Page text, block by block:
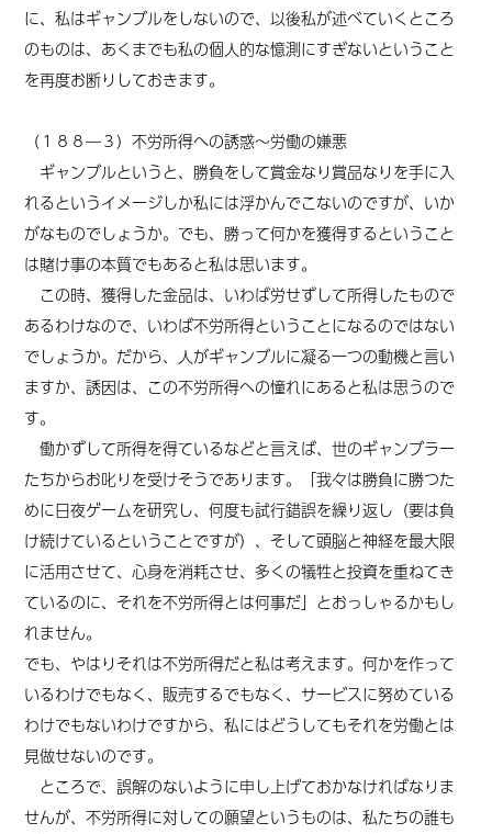
に、私はギャンブルをしないので、以後私が述べていくところ
のものは、あくまでも私の個人的な憶測にすぎないということ
を再度お断りしておきます。
（１８８―３）不労所得への誘惑～労働の嫌悪
ギャンブルというと、勝負をして賞金なり賞品なりを手に入
れるというイメージしか私には浮かんでこないのですが、いか
がなものでしょうか。でも、勝って何かを獲得するということ
は賭け事の本質でもあると私は思います。
この時、獲得した金品は、いわば労せずして所得したもので
あるわけなので、いわば不労所得ということになるのではない
でしょうか。だから、人がギャンブルに凝る一つの動機と言い
ますか、誘因は、この不労所得への憧れにあると私は思うので
す。
働かずして所得を得ているなどと言えば、世のギャンブラー
たちからお叱りを受けそうであります。「我々は勝負に勝つた
めに日夜ゲームを研究し、何度も試行錯誤を繰り返し（要は負
け続けているということですが）、そして頭脳と神経を最大限
に活用させて、心身を消耗させ、多くの犠牲と投資を重ねてき
ているのに、それを不労所得とは何事だ」とおっしゃるかもし
れません。
でも、やはりそれは不労所得だと私は考えます。何かを作って
いるわけでもなく、販売するでもなく、サービスに努めている
わけでもないわけですから、私にはどうしてもそれを労働とは
見做せないのです。
ところで、誤解のないように申し上げておかなければなりま
せんが、不労所得に対しての願望というものは、私たちの誰も